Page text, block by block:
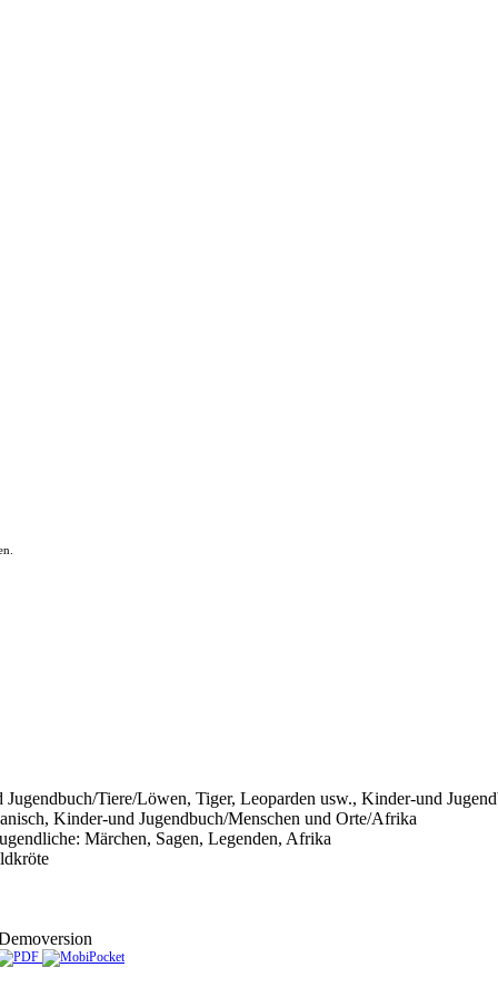
Tiere/Löwen, Tiger, Leoparden usw., Kinder-und
Kinder-und Jugendbuch/Menschen und Orte/Afrika
Märchen, Sagen, Legenden, Afrika